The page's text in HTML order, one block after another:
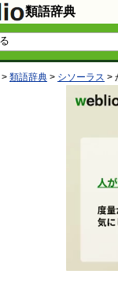
類語辞典
> 類語辞典 > シソーラス >